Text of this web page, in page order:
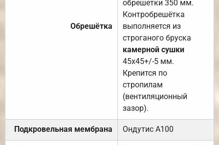
Обрешётка
обрешетки 350 мм.
Контробрешётка
выполняется из
строганого бруска
камерной сушки
45х45+/-5 мм.
Крепится по
стропилам
(вентиляционный
зазор).
Подкровельная мембрана Ондутис А100